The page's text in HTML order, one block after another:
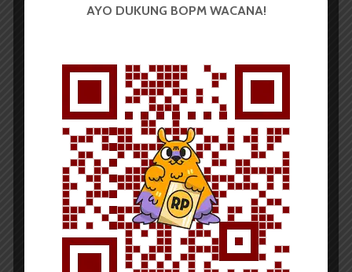
Badan Otonom Pers Mahasiswa (BOPM) Wacana
Universitas Sumatera Utara (USU).
Mahasiswa FEB USU
Juara I Ajang The 2nd
International Business
Plan Competition 2025
USU Salurkan Bantuan
Rp500 Juta Bagi
Civitas Akademika
Terdampak Banjir
AYO DUKUNG BOPM WACANA!